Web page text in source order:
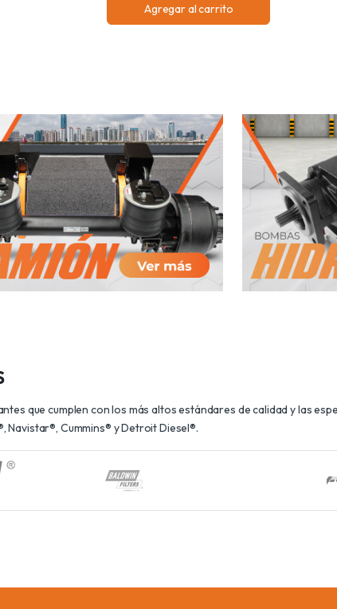
Agregar al carrito
que cumplen con los más altos estándares de calidad y las
Navistar®, Cummins® y Detroit Diesel®.